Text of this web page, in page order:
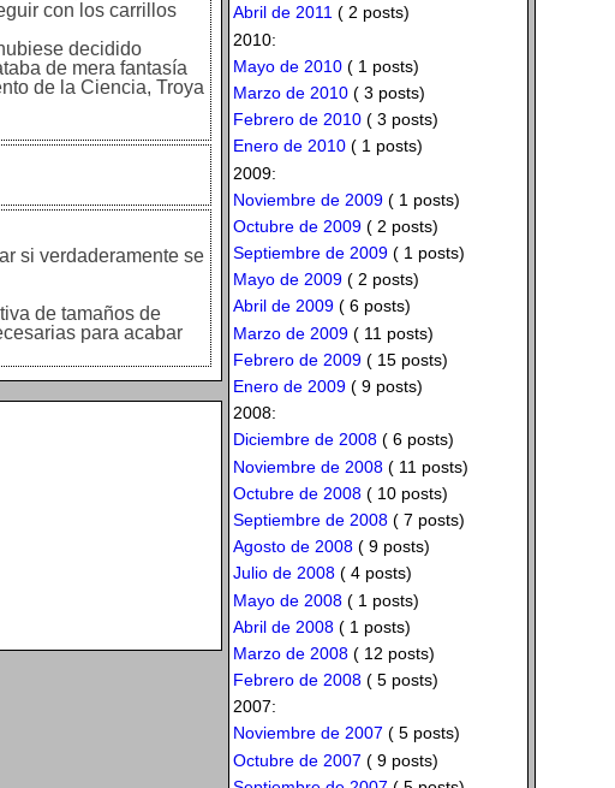
con los carrillos
decidido
de mera fantasía
de la Ciencia, Troya
si verdaderamente se
de tamaños de
para acabar
Abril de 2011( 2 posts)
2010:
Mayo de 2010( 1 posts)
Marzo de 2010( 3 posts)
Febrero de 2010( 3 posts)
Enero de 2010( 1 posts)
2009:
Noviembre de 2009( 1 posts)
Octubre de 2009( 2 posts)
Septiembre de 2009( 1 posts)
Mayo de 2009( 2 posts)
Abril de 2009( 6 posts)
Marzo de 2009( 11 posts)
Febrero de 2009( 15 posts)
Enero de 2009( 9 posts)
2008:
Diciembre de 2008( 6 posts)
Noviembre de 2008( 11 posts)
Octubre de 2008( 10 posts)
Septiembre de 2008( 7 posts)
Agosto de 2008( 9 posts)
Julio de 2008( 4 posts)
Mayo de 2008( 1 posts)
Abril de 2008( 1 posts)
Marzo de 2008( 12 posts)
Febrero de 2008( 5 posts)
2007:
Noviembre de 2007 ( 5 posts)
Octubre de 2007 ( 9 posts)